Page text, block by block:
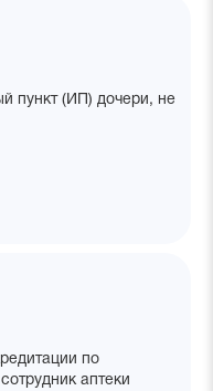
пункт (ИП) дочери, не
по
аптеки